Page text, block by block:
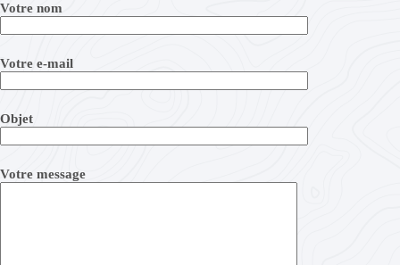
Votre nom
Votre e-mail
Objet
Votre message